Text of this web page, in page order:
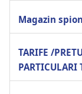
Magazin
TARIFE /
PARTICULARI